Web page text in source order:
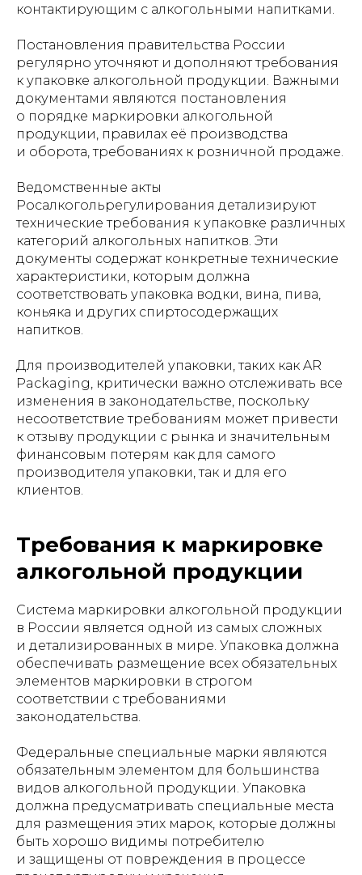
контактирующим с алкогольными напитками.
Постановления правительства России
регулярно уточняют и дополняют требования
к упаковке алкогольной продукции. Важными
документами являются постановления
о порядке маркировки алкогольной
продукции, правилах её производства
и оборота, требованиях к розничной продаже.
Ведомственные акты
Росалкогольрегулирования детализируют
технические требования к упаковке различных
категорий алкогольных напитков. Эти
документы содержат конкретные технические
характеристики, которым должна
соответствовать упаковка водки, вина, пива,
коньяка и других спиртосодержащих
напитков.
Для производителей упаковки, таких как AR
Packaging, критически важно отслеживать все
изменения в законодательстве, поскольку
несоответствие требованиям может привести
к отзыву продукции с рынка и значительным
финансовым потерям как для самого
производителя упаковки, так и для его
клиентов.
Требования к маркировке
алкогольной продукции
Система маркировки алкогольной продукции
в России является одной из самых сложных
и детализированных в мире. Упаковка должна
обеспечивать размещение всех обязательных
элементов маркировки в строгом
соответствии с требованиями
законодательства.
Федеральные специальные марки являются
обязательным элементом для большинства
видов алкогольной продукции. Упаковка
должна предусматривать специальные места
для размещения этих марок, которые должны
быть хорошо видимы потребителю
и защищены от повреждения в процессе